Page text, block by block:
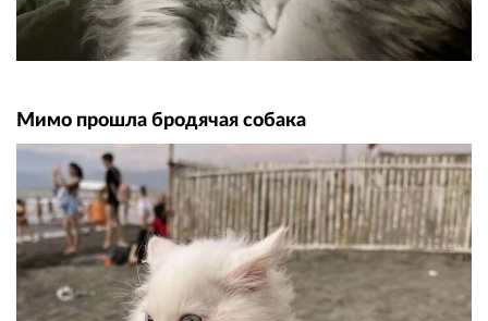
Мимо прошла бродячая собака